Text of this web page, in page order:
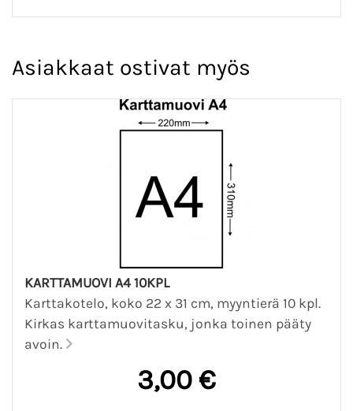
Asiakkaat ostivat myös
KARTTAMUOVI A4 10KPL
Karttakotelo, koko 22 x 31 cm, myyntierä 10 kpl.
Kirkas karttamuovitasku, jonka toinen pääty
avoin.
3,00 €